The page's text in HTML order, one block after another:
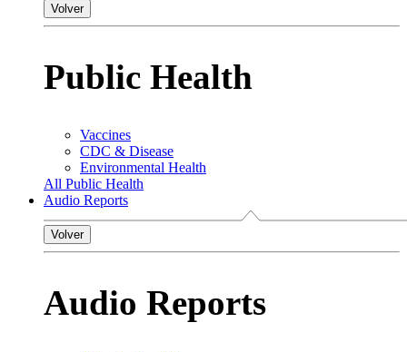
Volver
Public Health
Vaccines
CDC & Disease
Environmental Health
All Public Health
Audio Reports
Volver
Audio Reports